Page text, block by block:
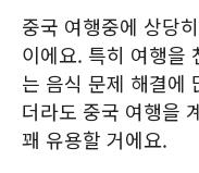
중국 여행중에 상당
이에요. 특히 여행을
는 음식 문제 해결에
더라도 중국 여행을
꽤 유용할 거에요.